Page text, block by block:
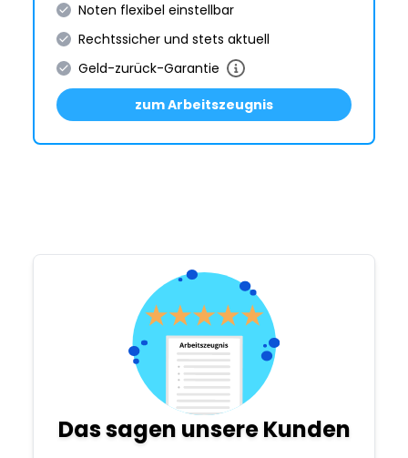
Noten flexibel einstellbar
Rechtssicher und stets aktuell
Geld-zurück-Garantie
zum Arbeitszeugnis
Das sagen unsere Kunden